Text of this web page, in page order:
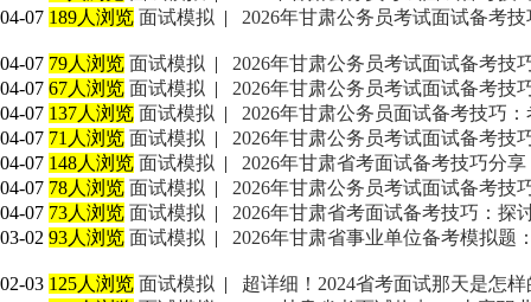
04-07 189人浏览 面试模拟 | 2026年甘肃公务员考试面试备考
04-07 79人浏览 面试模拟 |
2026年甘肃公务员考试面试备考技
04-07 67人浏览 面试模拟 |
2026年甘肃公务员考试面试备考技
04-07 137人浏览 面试模拟 |
2026年甘肃公务员面试备考技巧
04-07 71人浏览 面试模拟 |
2026年甘肃公务员考试面试备考技
04-07 148人浏览 面试模拟 |
2026年甘肃省考面试备考技巧分享
04-07 78人浏览 面试模拟 |
2026年甘肃公务员考试面试备考技
04-07 73人浏览 面试模拟 |
2026年甘肃省考面试备考技巧：探
03-02 93人浏览 面试模拟 | 2026年甘肃省事业单位备考模拟题
02-03 125人浏览 面试模拟 |
超详细！2024省考面试那天是怎